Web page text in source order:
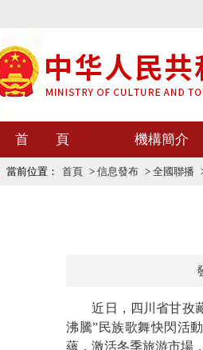
首 頁 機構簡介
當前位置： 首頁 > 信息發布 > 全國聯播
近日，四川省甘孜藏
沸騰”民族歌舞快閃活
蘊，激活冬季旅游市場